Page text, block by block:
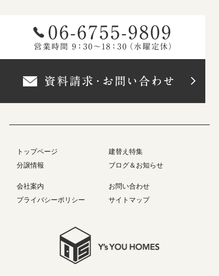
トップページ
建替え特集
分譲情報
ブログ＆お知らせ
会社案内
お問い合わせ
プライバシーポリシー
サイトマップ